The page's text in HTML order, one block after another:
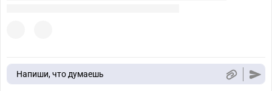
Напиши, что думаешь